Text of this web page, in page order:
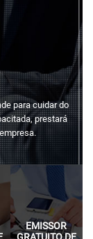
para cuidar do
prestará
EMISSOR